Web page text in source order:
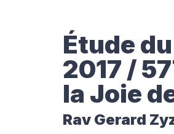
Étude
2017 /
la Joie
Rav Gerard